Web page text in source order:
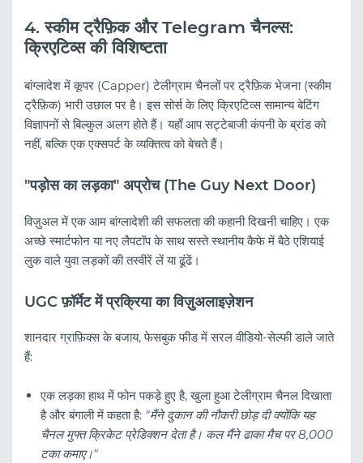
4. स्कीम ट्रैफ़िक और Telegram चैनल्स:
क्रिएटिव्स की विशिष्टता
बांग्लादेश में कूपर (Capper) टेलीग्राम चैनलों पर ट्रैफ़िक भेजना (स्कीम
ट्रैफ़िक) भारी उछाल पर है। इस सोर्स के लिए क्रिएटिव्स सामान्य बेटिंग
विज्ञापनों से बिल्कुल अलग होते हैं। यहाँ आप सट्टेबाजी कंपनी के ब्रांड को
नहीं, बल्कि एक एक्सपर्ट के व्यक्तित्व को बेचते हैं।
"पड़ोस का लड़का" अप्रोच (The Guy Next Door)
विज़ुअल में एक आम बांग्लादेशी की सफलता की कहानी दिखनी चाहिए। एक
अच्छे स्मार्टफोन या नए लैपटॉप के साथ सस्ते स्थानीय कैफे में बैठे एशियाई
लुक वाले युवा लड़कों की तस्वीरें लें या ढूंढें।
UGC फ़ॉर्मेट में प्रक्रिया का विज़ुअलाइज़ेशन
शानदार ग्राफ़िक्स के बजाय, फेसबुक फीड में सरल वीडियो-सेल्फी डाले जाते
हैं:
एक लड़का हाथ में फोन पकड़े हुए है, खुला हुआ टेलीग्राम चैनल दिखाता
है और बंगाली में कहता है: "मैंने दुकान की नौकरी छोड़ दी क्योंकि यह
चैनल मुफ्त क्रिकेट प्रेडिक्शन देता है। कल मैंने ढाका मैच पर 8,000
टका कमाए।"